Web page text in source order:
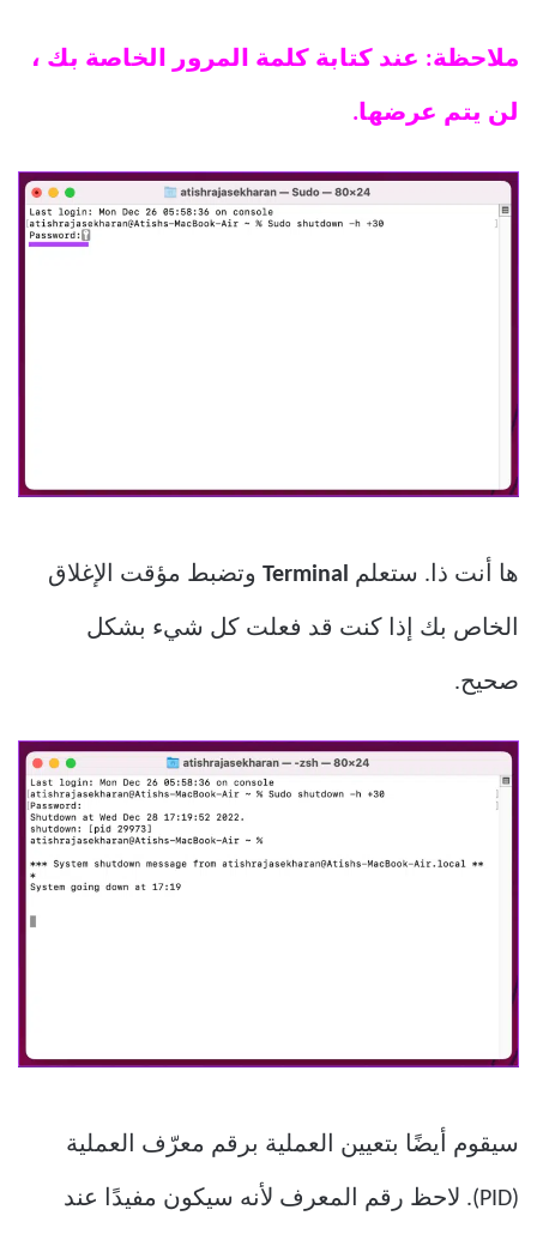
ملاحظة: عند كتابة كلمة المرور الخاصة بك ،
لن يتم عرضها.
ها أنت ذا. ستعلم Terminal وتضبط مؤقت الإغلاق
الخاص بك إذا كنت قد فعلت كل شيء بشكل
صحيح.
سيقوم أيضًا بتعيين العملية برقم معرّف العملية
(PID). لاحظ رقم المعرف لأنه سيكون مفيدًا عند